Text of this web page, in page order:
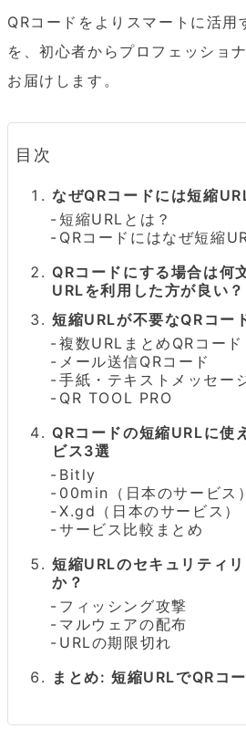
QRコードをよりスマートに活用
を、初心者からプロフェッショ
お届けします。
目次
なぜQRコードには短縮
短縮URLとは？
QRコードにはなぜ短縮
QRコードにする場合は何
URLを利用した方が良い？
短縮URLが不要なQRコー
複数URLまとめQRコード
メール送信QRコード
手紙・テキストメッセー
QR TOOL PRO
QRコードの短縮URLに使
ビス3選
Bitly
00min（日本のサービス）
X.gd（日本のサービス）
サービス比較まとめ
短縮URLのセキュリティ
か？
フィッシング攻撃
マルウェアの配布
URLの期限切れ
まとめ: 短縮URLでQRコ